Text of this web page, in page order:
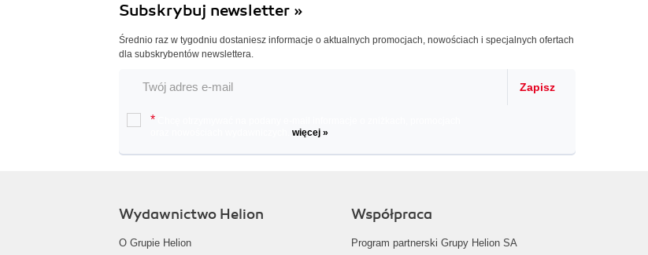
Subskrybuj newsletter »
Średnio raz w tygodniu dostaniesz informacje o aktualnych promocjach, nowościach i specjalnych ofertach
dla subskrybentów newslettera.
Zapisz
*
więcej »
Wydawnictwo Helion
O Grupie Helion
Współpraca
Program partnerski Grupy Helion SA